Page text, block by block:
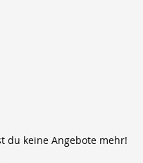
du keine Angebote mehr!